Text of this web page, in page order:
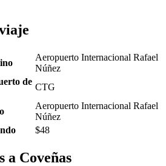
Aeropuerto Internacional Rafael
Núñez
de
CTG
Aeropuerto Internacional Rafael
Núñez
$48
a Coveñas